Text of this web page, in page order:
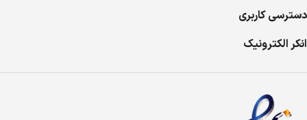
دسترسی کاربری
انکر الکترونیک